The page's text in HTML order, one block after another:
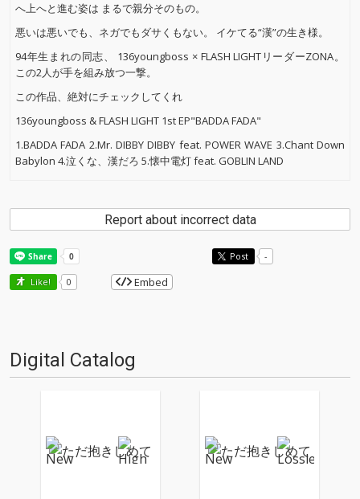
へ上へと進む姿は まるで親分そのもの。
悪いは悪いでも、ネガでもダサくもない。 イケてる“漢”の生き様。
94年生まれの同志、 136youngboss × FLASH LIGHTリーダーZONA。
この2人が手を組み放つ一撃。
この作品、絶対にチェックしてくれ
136youngboss & FLASH LIGHT 1st EP"BADDA FADA"
1.BADDA FADA 2.Mr. DIBBY DIBBY feat. POWER WAVE 3.Chant Down
Babylon 4.泣くな、漢だろ 5.懐中電灯 feat. GOBLIN LAND
Report about incorrect data
Post -
Like! 0 Embed
Digital Catalog